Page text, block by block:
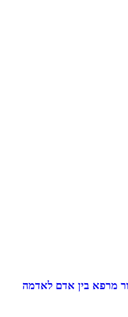
מרפא בין אדם לאדמה